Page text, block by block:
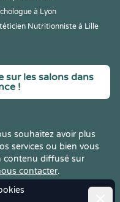
à Lyon
Nutritionniste à Lille
sur les salons dans
!
souhaitez avoir plus
services ou bien vous
contenu diffusé sur
contacter.